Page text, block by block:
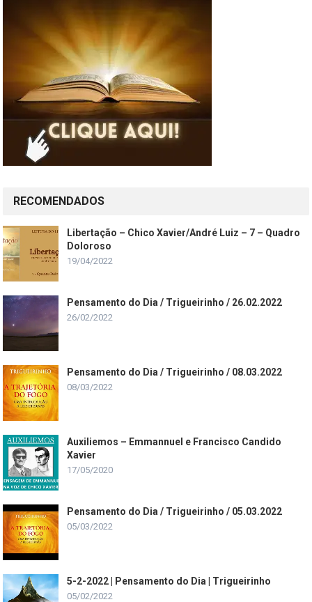
RECOMENDADOS
Libertação – Chico Xavier/André Luiz – 7 – Quadro
Doloroso
19/04/2022
Pensamento do Dia / Trigueirinho / 26.02.2022
26/02/2022
Pensamento do Dia / Trigueirinho / 08.03.2022
08/03/2022
Auxiliemos – Emmannuel e Francisco Candido
Xavier
17/05/2020
Pensamento do Dia / Trigueirinho / 05.03.2022
05/03/2022
5-2-2022 | Pensamento do Dia | Trigueirinho
05/02/2022